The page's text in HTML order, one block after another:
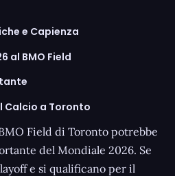
e Capienza
al BMO Field
Calcio a Toronto
Field di Toronto potrebbe
del Mondiale 2026. Se
e si qualificano per il